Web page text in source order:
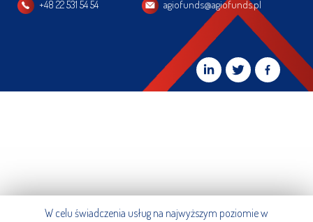
+48 22 531 54 54 agiofunds@agiofunds.pl
W celu świadczenia usług na najwyższym poziomie w